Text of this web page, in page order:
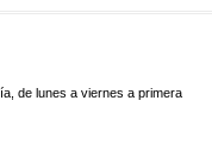
de lunes a viernes a primera